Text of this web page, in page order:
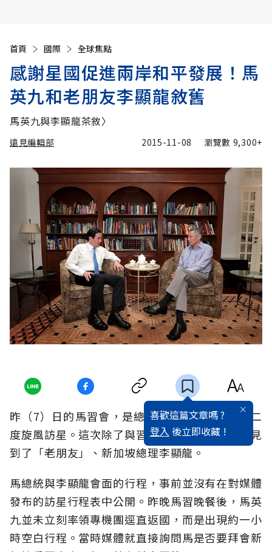
首頁 國際 全球焦點
感謝星國促進兩岸和平發展！馬
英九和老朋友李顯龍敘舊
馬英九與李顯龍茶敘〉
遠見編輯部 2015-11-08 瀏覽數 9,300+
喜歡這篇文章嗎 ?
登入 後立即收藏 !
昨（7）日的馬習會，是總統馬英九今年以來第二
度旋風訪星。這次除了與習近平初次謀面，他也見
到了「老朋友」、新加坡總理李顯龍。
馬總統與李顯龍會面的行程，事前並沒有在對媒體
發布的訪星行程表中公開。昨晚馬習晚餐後，馬英
九並未立刻率領專機團逕直返國，而是出現約一小
時空白行程。當時媒體就直接詢問馬是否要拜會新